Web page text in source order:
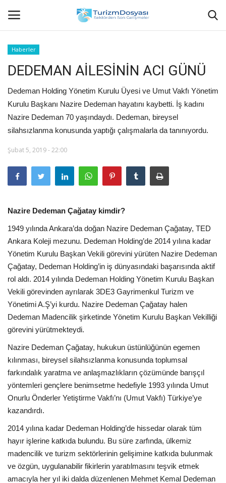
Anasayfa
Bize Ulaşın
Künye
Halil ÖNCÜ kimdir?
KVKK Aydınlatma Metni
Görüntülü
Araştırma - İnceleme
Lezzet Durakları
Röportajlar
Gezi - Yorum
Sizlerden Gelenler
Yorumlar
Video Tanıtım
Köşe Yazarları
Galeri
Haberler
DEDEMAN AİLESİNİN ACI GÜNÜ
Dedeman Holding Yönetim Kurulu Üyesi ve Umut Vakfı Yönetim
Kurulu Başkanı Nazire Dedeman hayatını kaybetti. İş kadını
Nazire Dedeman 70 yaşındaydı. Dedeman, bireysel
silahsızlanma konusunda yaptığı çalışmalarla da tanınıyordu.
Şubat 5, 2019 - 22:00
Nazire Dedeman Çağatay kimdir?
1949 yılında Ankara’da doğan Nazire Dedeman Çağatay, TED
Ankara Koleji mezunu. Dedeman Holding’de 2014 yılına kadar
Yönetim Kurulu Başkan Vekili görevini yürüten Nazire Dedeman
Çağatay, Dedeman Holding’in iş dünyasındaki başarısında aktif
rol aldı. 2014 yılında Dedeman Holding Yönetim Kurulu Başkan
Vekili görevinden ayrılarak 3DE3 Gayrimenkul Turizm ve
Yönetimi A.Ş’yi kurdu. Nazire Dedeman Çağatay halen
Dedeman Madencilik şirketinde Yönetim Kurulu Başkan Vekilliği
görevini yürütmekteydi.
Nazire Dedeman Çağatay, hukukun üstünlüğünün egemen
kılınması, bireysel silahsızlanma konusunda toplumsal
farkındalık yaratma ve anlaşmazlıkların çözümünde barışçıl
yöntemleri gençlere benimsetme hedefiyle 1993 yılında Umut
Onurlu Önderler Yetiştirme Vakfı’nı (Umut Vakfı) Türkiye’ye
kazandırdı.
2014 yılına kadar Dedeman Holding’de hissedar olarak tüm
hayır işlerine katkıda bulundu. Bu süre zarfında, ülkemiz
madencilik ve turizm sektörlerinin gelişimine katkıda bulunmak
ve özgün, uygulanabilir fikirlerin yaratılmasını teşvik etmek
amacıyla her yıl iki dalda düzenlenen Mehmet Kemal Dedeman